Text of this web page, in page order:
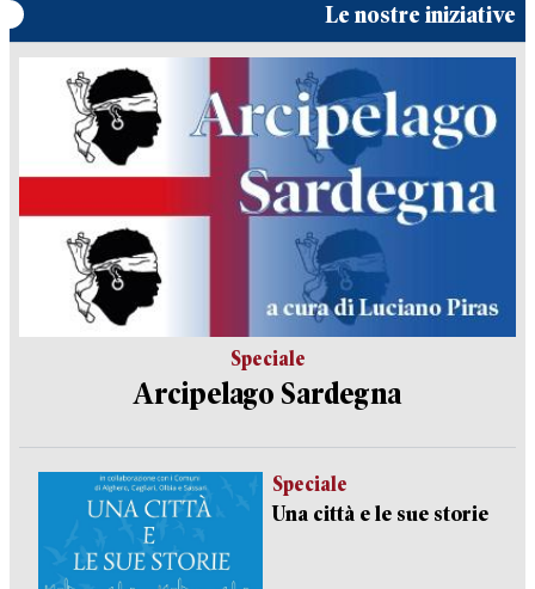
Le nostre iniziative
Speciale
Arcipelago Sardegna
Speciale
Una città e le sue storie